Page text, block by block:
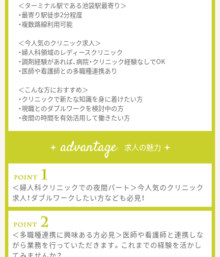
＜ターミナル駅である池袋駅最寄り＞
・最寄り駅徒歩2分程度
・複数路線利用可能
＜今人気のクリニック求人＞
・婦人科領域のレディースクリニック
・調剤経験があれば、病院・クリニック経験なしでOK
・医師や看護師との多職種連携あり
＜こんな方におすすめ＞
・クリニックで新たな知識を身に着けたい方
・現職とのダブルワークを検討中の方
・夜間の時間を有効活用して働きたい方
advantage 求人の魅力
＜婦人科クリニックでの夜間パート＞今人気のクリニック
求人！ダブルワークしたい方なども必見！
＜多職種連携に興味ある方必見＞医師や看護師と連携しな
がら業務を行っていただきます。これまでの経験を活かし
てみませんか？